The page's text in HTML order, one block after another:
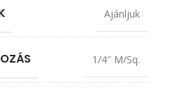
Ajánljuk
1/4″ M/Sq.